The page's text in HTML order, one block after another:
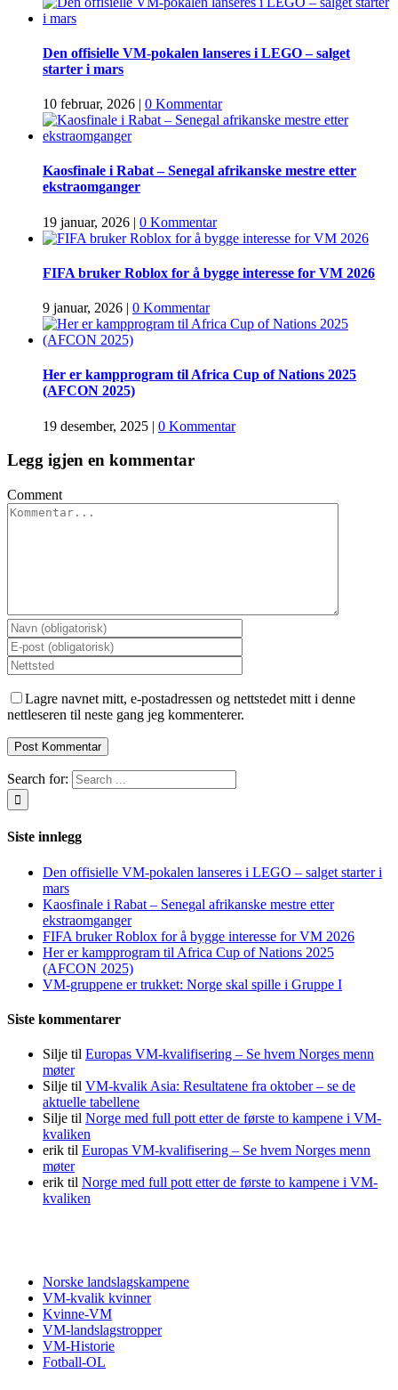
Den offisielle VM-pokalen lanseres i LEGO – salget
starter i mars
10 februar, 2026 | 0 Kommentar
Kaosfinale i Rabat – Senegal afrikanske mestre etter
ekstraomganger
19 januar, 2026 | 0 Kommentar
FIFA bruker Roblox for å bygge interesse for VM 2026
9 januar, 2026 | 0 Kommentar
Her er kampprogram til Africa Cup of Nations 2025
(AFCON 2025)
19 desember, 2025 | 0 Kommentar
Legg igjen en kommentar
Comment
Lagre navnet mitt, e-postadressen og nettstedet mitt i denne
nettleseren til neste gang jeg kommenterer.
Search for:
Siste innlegg
Den offisielle VM-pokalen lanseres i LEGO – salget starter i
mars
Kaosfinale i Rabat – Senegal afrikanske mestre etter
ekstraomganger
FIFA bruker Roblox for å bygge interesse for VM 2026
Her er kampprogram til Africa Cup of Nations 2025
(AFCON 2025)
VM-gruppene er trukket: Norge skal spille i Gruppe I
Siste kommentarer
Silje til Europas VM-kvalifisering – Se hvem Norges menn
møter
Silje til VM-kvalik Asia: Resultatene fra oktober – se de
aktuelle tabellene
Silje til Norge med full pott etter de første to kampene i VM-
kvaliken
erik til Europas VM-kvalifisering – Se hvem Norges menn
møter
erik til Norge med full pott etter de første to kampene i VM-
kvaliken
Norske landslagskampene
VM-kvalik kvinner
Kvinne-VM
VM-landslagstropper
VM-Historie
Fotball-OL